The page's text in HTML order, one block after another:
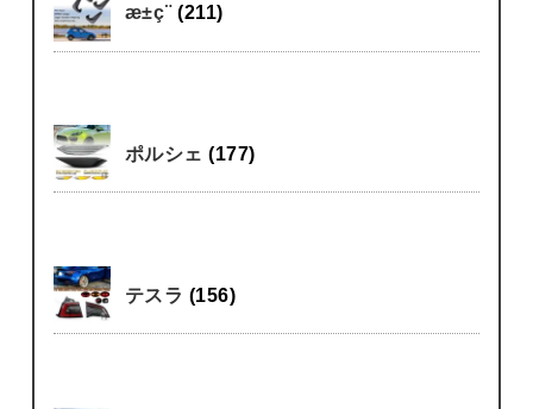
æ±ç¨(211)
ポルシェ(177)
テスラ (156)